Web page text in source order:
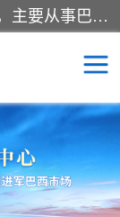
*是一家的测试、评估、检查与认机构，主要从事巴西NR10认证、NR12认证、NR13认证；ANATEL认证、INMTRO认证，欧盟CE认证：MD认证，PED认证，MID认证，ATEX认证，德国蓝色天使认证。